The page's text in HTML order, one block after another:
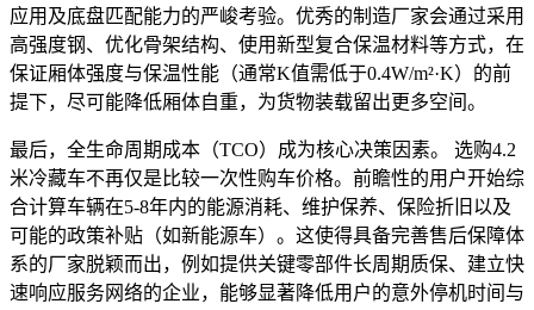
应用及底盘匹配能力的严峻考验。优秀的制造厂家会通过采用
高强度钢、优化骨架结构、使用新型复合保温材料等方式，在
保证厢体强度与保温性能（通常K值需低于0.4W/m²·K）的前
提下，尽可能降低厢体自重，为货物装载留出更多空间。
最后，全生命周期成本（TCO）成为核心决策因素。 选购4.2
米冷藏车不再仅是比较一次性购车价格。前瞻性的用户开始综
合计算车辆在5-8年内的能源消耗、维护保养、保险折旧以及
可能的政策补贴（如新能源车）。这使得具备完善售后保障体
系的厂家脱颖而出，例如提供关键零部件长周期质保、建立快
速响应服务网络的企业，能够显著降低用户的意外停机时间与